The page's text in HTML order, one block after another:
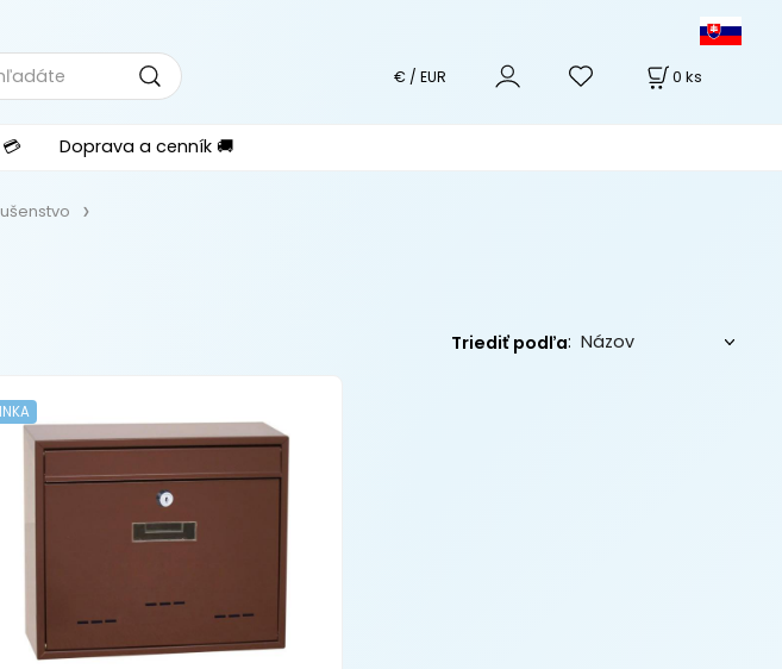
0 ks
€ / EUR
Doprava a cenník 🚚
Triediť podľa: